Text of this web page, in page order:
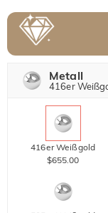
Metall
416er
416er Weißgold
$655.00